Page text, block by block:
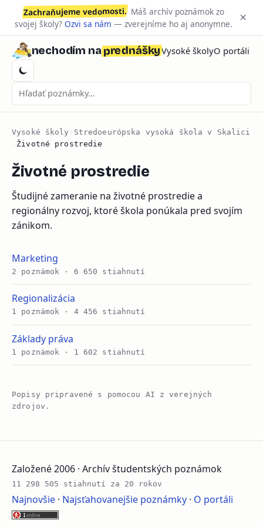
Zachraňujeme vedomosti. Máš archív poznámok zo
svojej školy? Ozvi sa nám — zverejníme ho aj anonymne. ×
nechodím naprednáškyVysoké školyO portáli
Vysoké školy › Stredoeurópska vysoká škola v Skalici
› Životné prostredie
Životné prostredie
Študijné zameranie na životné prostredie a
regionálny rozvoj, ktoré škola ponúkala pred svojím
zánikom.
Marketing
2 poznámok · 6 650 stiahnutí
Regionalizácia
1 poznámok · 4 456 stiahnutí
Základy práva
1 poznámok · 1 602 stiahnutí
Popisy pripravené s pomocou AI z verejných
zdrojov.
Založené 2006 · Archív študentských poznámok
11 298 505 stiahnutí za 20 rokov
Najnovšie · Najsťahovanejšie poznámky · O portáli